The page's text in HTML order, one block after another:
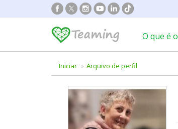
O que é
Iniciar Arquivo de perfil